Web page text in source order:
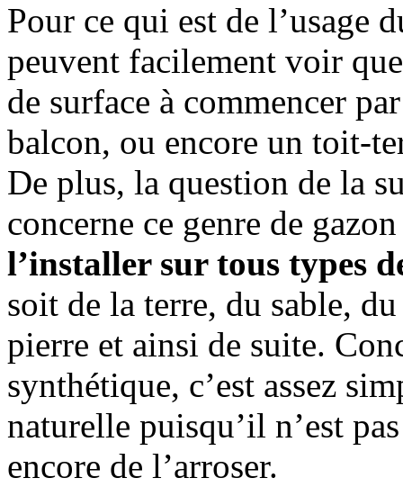
Pour ce qui est de l’usage
peuvent facilement voir
de surface à commencer
balcon, ou encore un toit-
De plus, la question de la
concerne ce genre de
l’installer sur tous types
soit de la terre, du sable,
pierre et ainsi de suite.
synthétique, c’est assez
naturelle puisqu’il n’est
encore de l’arroser.